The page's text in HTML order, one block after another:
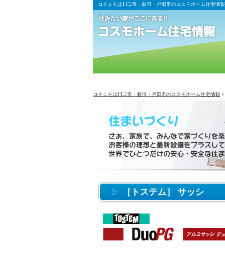
コチュモは川口市・蕨市・戸田市のコスモホーム住宅情報
コチュモは川口市・蕨市・戸田市のコスモホーム住宅情報 >
［トステム］ サッシ